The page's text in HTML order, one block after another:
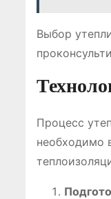
Выбор
Процесс
необходимо